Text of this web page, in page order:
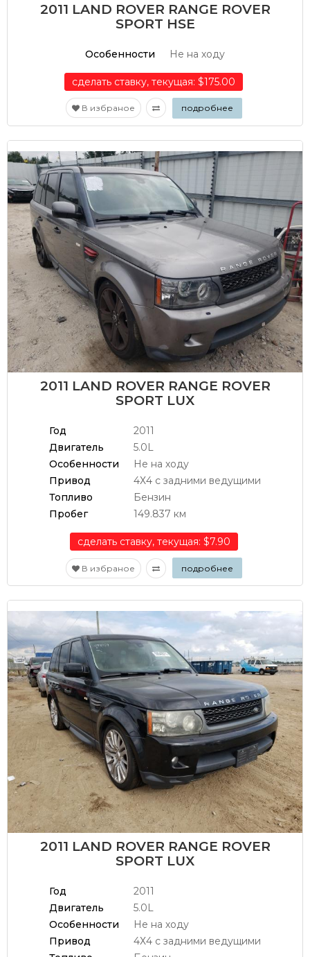
2011 LAND ROVER RANGE ROVER
SPORT HSE
Особенности Не на ходу
сделать ставку, текущая: $175.00
В избраное подробнее
2011 LAND ROVER RANGE ROVER
SPORT LUX
Год
2011
Двигатель
5.0L
Особенности
Не на ходу
Привод
4Х4 с задними ведущими
Топливо
Бензин
Пробег
149.837 км
сделать ставку, текущая: $7.90
В избраное подробнее
2011 LAND ROVER RANGE ROVER
SPORT LUX
Год
2011
Двигатель
5.0L
Особенности
Не на ходу
Привод
4Х4 с задними ведущими